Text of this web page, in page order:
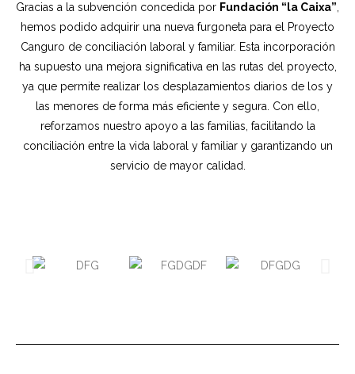
- Organigrama
- Normativa
- Económico-Financiera
- Ayudas y Subvenciones
Gracias a la subvención concedida por Fundación “la Caixa”
hemos podido adquirir una nueva furgoneta para el Proyecto
Canguro de conciliación laboral y familiar. Esta incorporación
ha supuesto una mejora significativa en las rutas del proyecto,
ya que permite realizar los desplazamientos diarios de los y
las menores de forma más eficiente y segura. Con ello,
reforzamos nuestro apoyo a las familias, facilitando la
conciliación entre la vida laboral y familiar y garantizando un
servicio de mayor calidad.